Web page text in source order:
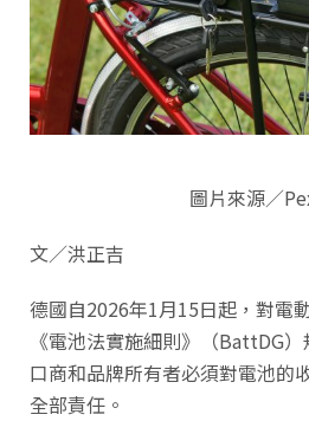
圖片來源／
文／洪正吉
德國自2026年1月15日起，對電
《電池法實施細則》（BattDG
口商和品牌所有者必須對電池的
全部責任。